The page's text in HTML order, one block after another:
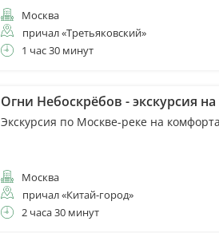
Москва
причал «Третьяковский»
1 час 30 минут
Огни Небоскрёбов - экскурсия
Экскурсия по Москве-реке на
Москва
причал «Китай-город»
2 часа 30 минут